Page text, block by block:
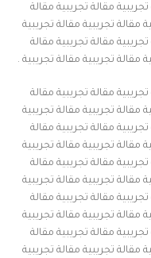
مقالة تجريبية مقالة
مقالة تجريبية مقالة تجريبية
مقالة تجريبية مقالة
مقالة تجريبية مقالة تجريبية .
مقالة تجريبية مقالة
مقالة تجريبية مقالة تجريبية
مقالة تجريبية مقالة
مقالة تجريبية مقالة تجريبية
مقالة تجريبية مقالة
مقالة تجريبية مقالة تجريبية
مقالة تجريبية مقالة
مقالة تجريبية مقالة تجريبية
مقالة تجريبية مقالة
مقالة تجريبية مقالة تجريبية